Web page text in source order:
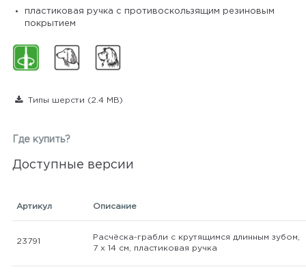
пластиковая ручка с противоскользящим резиновым
покрытием
Типы шерсти (2.4 MB)
Где купить?
Доступные версии
Артикул Описание
23791
Расчёска-грабли с крутящимся длинным зубом,
7 х 14 см, пластиковая ручка